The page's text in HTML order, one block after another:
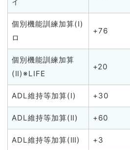
イ
個別機能訓練加算(Ⅰ)
ロ
+76
個別機能訓練加算
(Ⅱ)※LIFE
+20
ADL維持等加算(Ⅰ) +30
ADL維持等加算(Ⅱ) +60
ADL維持等加算(Ⅲ) +3